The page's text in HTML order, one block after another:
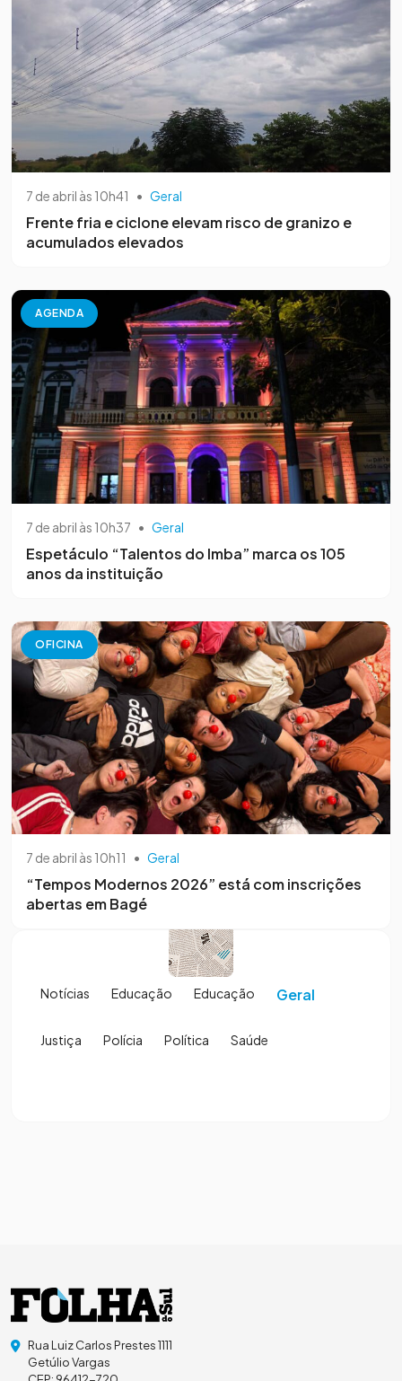
7 de abril às 10h41 • Geral
Frente fria e ciclone elevam risco de granizo e
acumulados elevados
AGENDA
7 de abril às 10h37 • Geral
Espetáculo “Talentos do Imba” marca os 105
anos da instituição
OFICINA
7 de abril às 10h11 • Geral
“Tempos Modernos 2026” está com inscrições
abertas em Bagé
Notícias Educação Educação Geral
Justiça Polícia Política Saúde
Rua Luiz Carlos Prestes 1111
Getúlio Vargas